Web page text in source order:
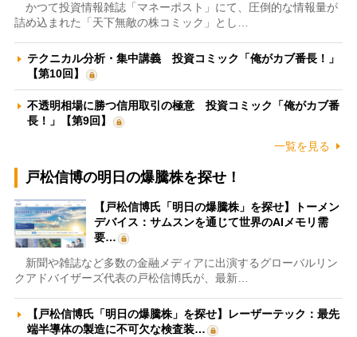
かつて投資情報雑誌「マネーポスト」にて、圧倒的な情報量が
詰め込まれた「天下無敵の株コミック」とし…
テクニカル分析・集中講義 投資コミック「俺がカブ番長！」
【第10回】
不透明相場に勝つ信用取引の極意 投資コミック「俺がカブ番
長！」【第9回】
一覧を見る
戸松信博の明日の爆騰株を探せ！
【戸松信博氏「明日の爆騰株」を探せ】トーメン
デバイス：サムスンを通じて世界のAIメモリ需
要…
新聞や雑誌など多数の金融メディアに出演するグローバルリン
クアドバイザーズ代表の戸松信博氏が、最新…
【戸松信博氏「明日の爆騰株」を探せ】レーザーテック：最先
端半導体の製造に不可欠な検査装…